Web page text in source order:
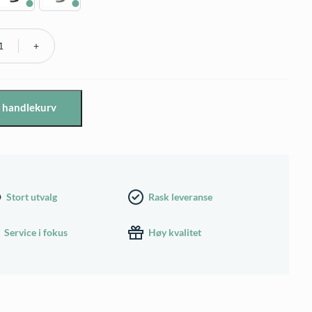
handlekurv
Stort utvalg Rask leveranse
Service i fokus Høy kvalitet